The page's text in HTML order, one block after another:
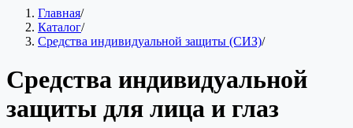
Главная/
Каталог/
Средства индивидуальной защиты (СИЗ)/
Средства индивидуальной
защиты для лица и глаз